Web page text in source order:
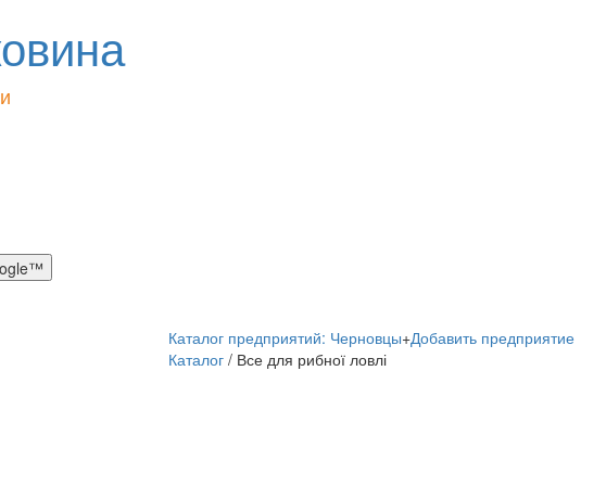
Каталог предприятий: Черновцы+Добавить предприятие
Каталог / Все для рибної ловлі